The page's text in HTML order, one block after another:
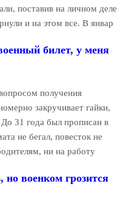
поставив на личном деле
и на этом все. В январ
билет, у меня
получения
закручивает гайки,
31 года был прописан в
не бегал, повесток не
ни на работу
военком грозится